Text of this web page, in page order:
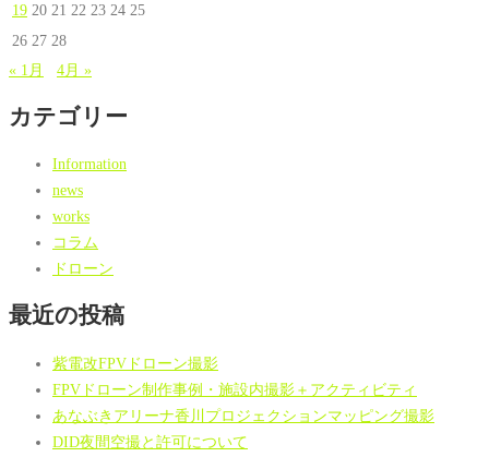
19 20 21 22 23 24 25
26 27 28
« 1月
4月 »
カテゴリー
Information
news
works
コラム
ドローン
最近の投稿
紫電改FPVドローン撮影
FPVドローン制作事例・施設内撮影＋アクティビティ
あなぶきアリーナ香川プロジェクションマッピング撮影
DID夜間空撮と許可について